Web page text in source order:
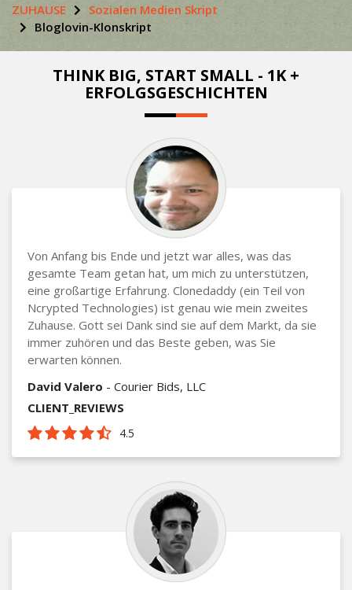
ZUHAUSE
Sozialen Medien Skript
Bloglovin-Klonskript
THINK BIG, START SMALL - 1K +
ERFOLGSGESCHICHTEN
Von Anfang bis Ende und jetzt war alles, was das
gesamte Team getan hat, um mich zu unterstützen,
eine großartige Erfahrung. Clonedaddy (ein Teil von
Ncrypted Technologies) ist genau wie mein zweites
Zuhause. Gott sei Dank sind sie auf dem Markt, da sie
immer zuhören und das Beste geben, was Sie
erwarten können.
David Valero - Courier Bids, LLC
CLIENT_REVIEWS
4.5